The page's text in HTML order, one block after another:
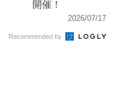
開催！
2026/07/17
Recommended by